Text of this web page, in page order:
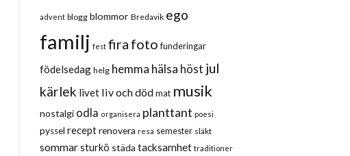
advent blogg blommor Bredavik ego
familj fest fira foto funderingar
födelsedag helg hemma hälsa höst jul
kärlek livet liv och död mat musik
nostalgi odla organisera planttant poesi
pyssel receptrenovera resa semester släkt
sommarsturkö städa tacksamhet traditioner